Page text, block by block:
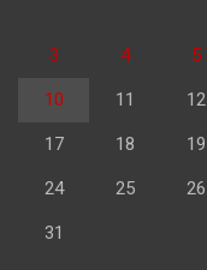
3 4 5
10 11 12
17 18 19
24 25 26
31